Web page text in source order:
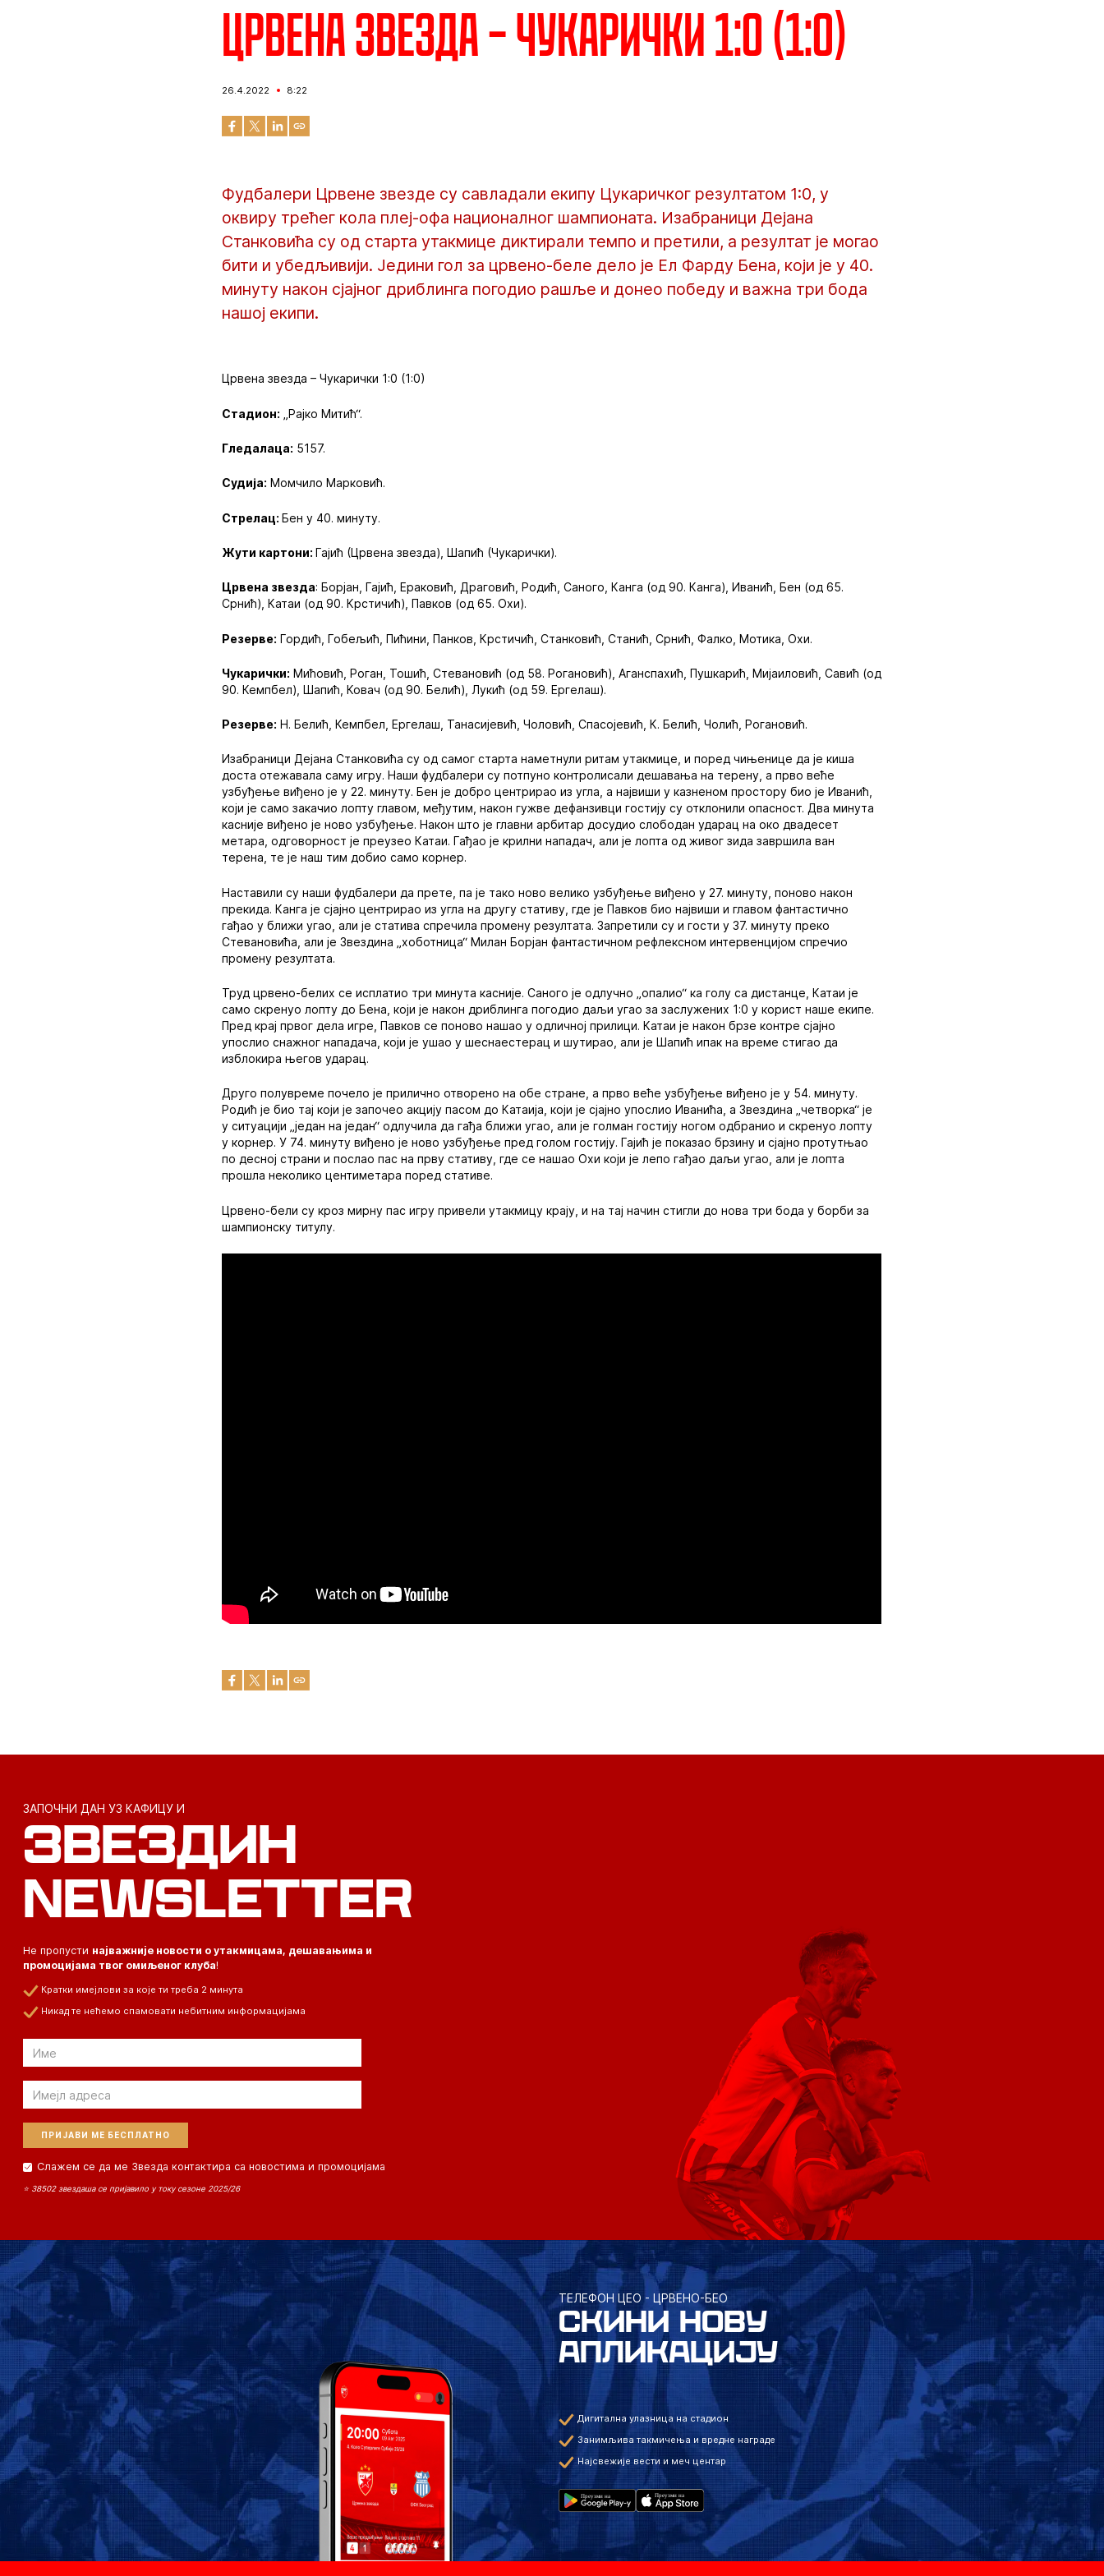
Црвена звезда – Чукарички 1:0 (1:0)
26.4.2022 8:22
Фудбалери Црвене звезде су савладали екипу Цукаричког резултатом 1:0, у
оквиру трећег кола плеј-офа националног шампионата. Изабраници Дејана
Станковића су од старта утакмице диктирали темпо и претили, а резултат је могао
бити и убедљивији. Једини гол за црвено-беле дело је Ел Фарду Бена, који је у 40.
минуту након сјајног дриблинга погодио рашље и донео победу и важна три бода
нашој екипи.
Црвена звезда – Чукарички 1:0 (1:0)
Стадион: „Рајко Митић“.
Гледалаца: 5157.
Судија: Момчило Марковић.
Стрелац:Бен у 40. минуту.
Жути картони:Гајић (Црвена звезда), Шапић (Чукарички).
Црвена звезда: Борјан, Гајић, Ераковић, Драговић, Родић, Саного, Канга (од 90. Канга), Иванић, Бен (од 65.
Срнић), Катаи (од 90. Крстичић), Павков (од 65. Охи).
Резерве: Гордић, Гобељић, Пићини, Панков, Крстичић, Станковић, Станић, Срнић, Фалко, Мотика, Охи.
Чукарички: Мићовић, Роган, Тошић, Стевановић (од 58. Рогановић), Аганспахић, Пушкарић, Мијаиловић, Савић (од
90. Кемпбел), Шапић, Ковач (од 90. Белић), Лукић (од 59. Ергелаш).
Резерве: Н. Белић, Кемпбел, Ергелаш, Танасијевић, Чоловић, Спасојевић, К. Белић, Чолић, Рогановић.
Изабраници Дејана Станковића су од самог старта наметнули ритам утакмице, и поред чињенице да је киша
доста отежавала саму игру. Наши фудбалери су потпуно контролисали дешавања на терену, а прво веће
узбуђење виђено је у 22. минуту. Бен је добро центрирао из угла, а највиши у казненом простору био је Иванић,
који је само закачио лопту главом, међутим, након гужве дефанзивци гостију су отклонили опасност. Два минута
касније виђено је ново узбуђење. Након што је главни арбитар досудио слободан ударац на око двадесет
метара, одговорност је преузео Катаи. Гађао је крилни нападач, али је лопта од живог зида завршила ван
терена, те је наш тим добио само корнер.
Наставили су наши фудбалери да прете, па је тако ново велико узбуђење виђено у 27. минуту, поново након
прекида. Канга је сјајно центрирао из угла на другу стативу, где је Павков био највиши и главом фантастично
гађао у ближи угао, али је статива спречила промену резултата. Запретили су и гости у 37. минуту преко
Стевановића, али је Звездина „хоботница“ Милан Борјан фантастичном рефлексном интервенцијом спречио
промену резултата.
Труд црвено-белих се исплатио три минута касније. Саного је одлучно „опалио“ ка голу са дистанце, Катаи је
само скренуо лопту до Бена, који је након дриблинга погодио даљи угао за заслужених 1:0 у корист наше екипе.
Пред крај првог дела игре, Павков се поново нашао у одличној прилици. Катаи је након брзе контре сјајно
упослио снажног нападача, који је ушао у шеснаестерац и шутирао, али је Шапић ипак на време стигао да
изблокира његов ударац.
Друго полувреме почело је прилично отворено на обе стране, а прво веће узбуђење виђено је у 54. минуту.
Родић је био тај који је започео акцију пасом до Катаија, који је сјајно упослио Иванића, а Звездина „четворка“ је
у ситуацији „један на један“ одлучила да гађа ближи угао, али је голман гостију ногом одбранио и скренуо лопту
у корнер. У 74. минуту виђено је ново узбуђење пред голом гостију. Гајић је показао брзину и сјајно протутњао
по десној страни и послао пас на прву стативу, где се нашао Охи који је лепо гађао даљи угао, али је лопта
прошла неколико центиметара поред стативе.
Црвено-бели су кроз мирну пас игру привели утакмицу крају, и на тај начин стигли до нова три бода у борби за
шампионску титулу.
ЗАПОЧНИ ДАН УЗ КАФИЦУ И
ЗВЕЗДИН
NEWSLETTER
Не пропусти најважније новости о утакмицама, дешавањима и
промоцијама твог омиљеног клуба!
Кратки имејлови за које ти треба 2 минута
Никад те нећемо спамовати небитним информацијама
Email
Email
Слажем се да ме Звезда контактира са новостима и промоцијама
⭐ 38502 звездаша се пријавило у току сезоне 2025/26
ТЕЛЕФОН ЦЕО - ЦРВЕНО-БЕО
СКИНИ НОВУ
АПЛИКАЦИЈУ
Дигитална улазница на стадион
Занимљива такмичења и вредне награде
Најсвежије вести и меч центар